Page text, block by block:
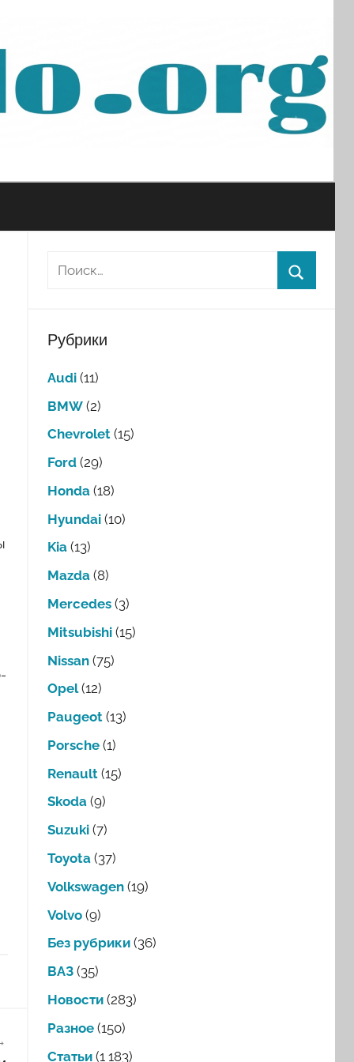
Рубрики
Audi(11)
BMW(2)
Chevrolet(15)
Ford(29)
Honda(18)
Hyundai(10)
Kia(13)
Mazda(8)
Mercedes(3)
Mitsubishi(15)
Nissan(75)
Opel(12)
Paugeot(13)
Porsche(1)
Renault(15)
Skoda(9)
Suzuki(7)
Toyota(37)
Volkswagen(19)
Volvo(9)
Без рубрики(36)
ВАЗ(35)
Новости(283)
Разное(150)
Статьи(1 183)